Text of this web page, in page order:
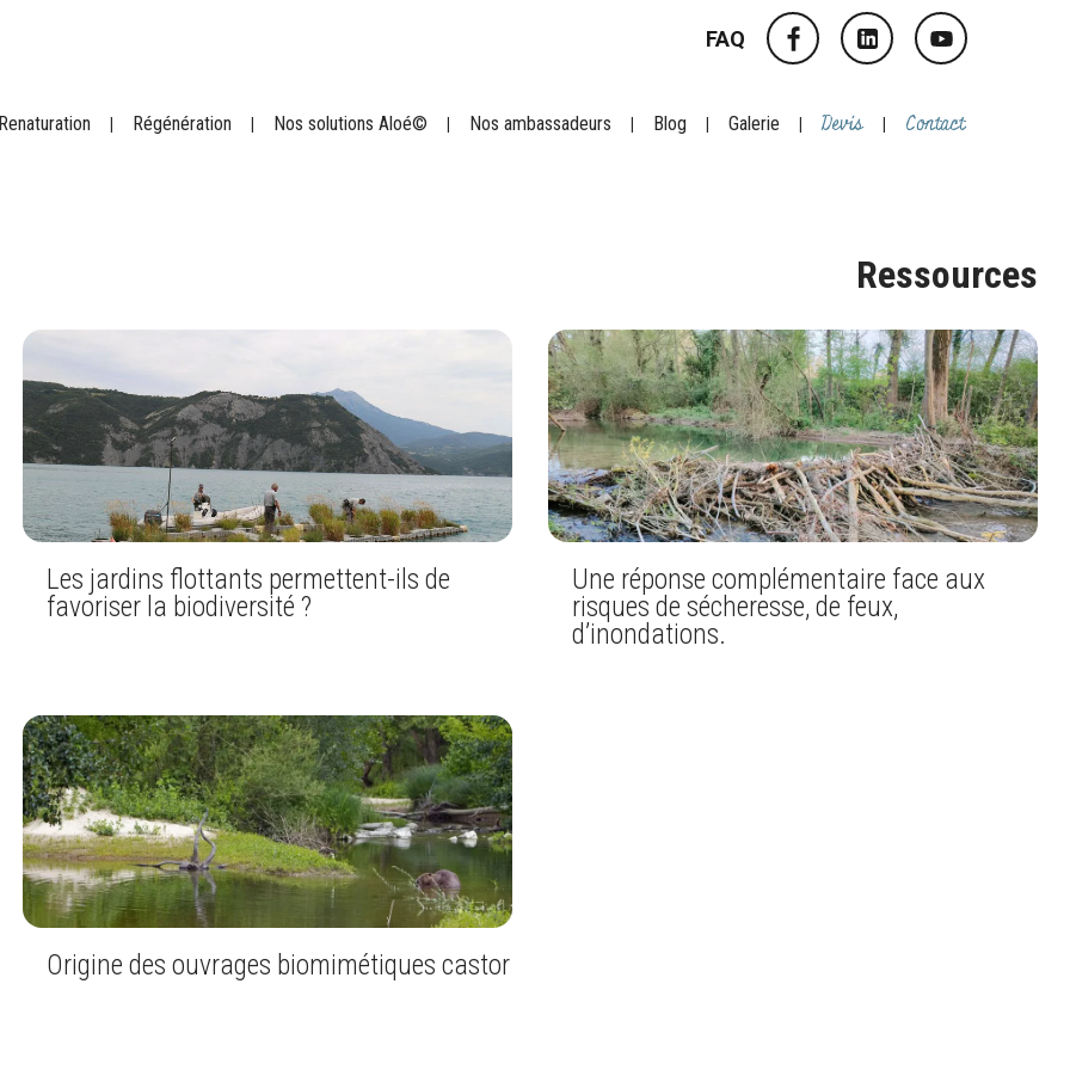
FAQ
Renaturation Régénération Nos solutions Aloé© Nos ambassadeurs Blog Galerie Devis Contact
Ressources
Les jardins flottants permettent-ils de
favoriser la biodiversité ?
Une réponse complémentaire face aux
risques de sécheresse, de feux,
d’inondations.
Origine des ouvrages biomimétiques castor